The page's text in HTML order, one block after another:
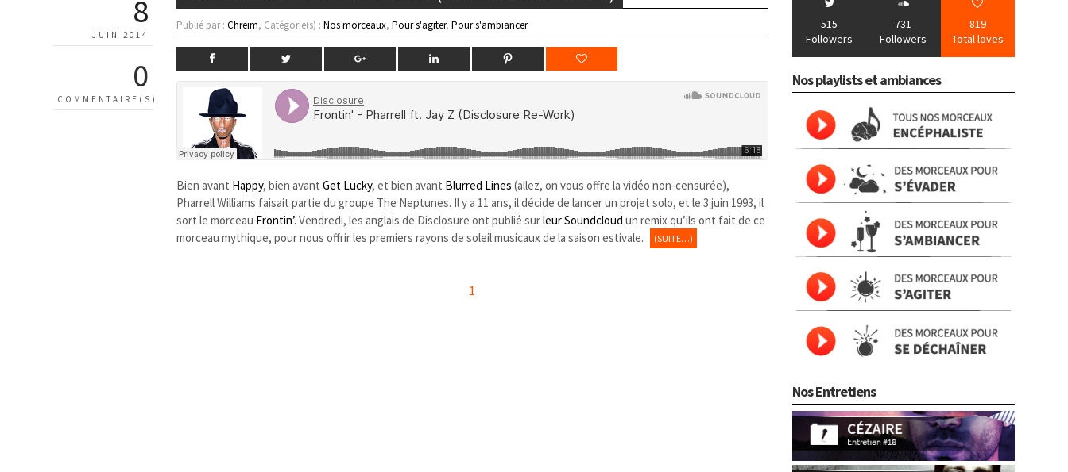
8
JUIN 2014
0
COMMENTAIRE(S)
Publié par :Chreim, Catégorie(s) :Nos morceaux,Pour s'agiter,Pour s'ambiancer
Bien avant Happy, bien avantGet Lucky, et bien avant Blurred Lines (allez, on vous offre la vidéo non-censurée),
Pharrell Williams faisait partie du groupe The Neptunes. Il y a 11 ans, il décide de lancer un projet solo, et le 3 juin 1993, il
sort le morceau Frontin’. Vendredi, les anglais de Disclosure ont publié surleur Soundcloud un remix qu’ils ont fait de ce
morceau mythique, pour nous offrir les premiers rayons de soleil musicaux de la saison estivale.
(SUITE…)
1
515
Followers
731
Followers
819
Total loves
Nos playlists et ambiances
Nos Entretiens